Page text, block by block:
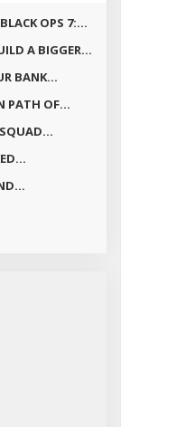
OPS 7:...
A BIGGER...
BANK...
PATH OF...